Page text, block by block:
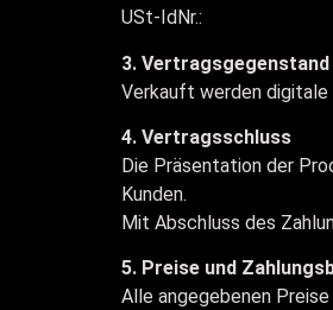
USt-IdNr.:
3. Vertragsgegenstand
Verkauft werden digitale
4. Vertragsschluss
Die Präsentation der
Kunden.
Mit Abschluss des
5. Preise und
Alle angegebenen